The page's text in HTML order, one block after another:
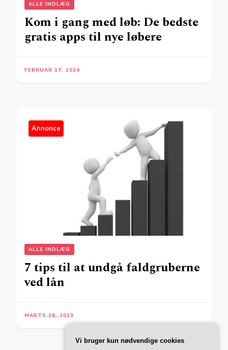
ALLE INDLÆG
Kom i gang med løb: De bedste
gratis apps til nye løbere
FEBRUAR 17, 2024
Annonce
ALLE INDLÆG
7 tips til at undgå faldgruberne
ved lån
MARTS 28, 2023
Vi bruger kun nødvendige cookies